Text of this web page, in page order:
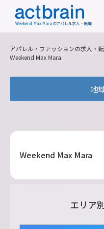
Weekend Max Maraのアパレル求人・転職
アパレル・ファッションの求人・
Weekend Max Mara
地
Weekend Max Mara
エリア